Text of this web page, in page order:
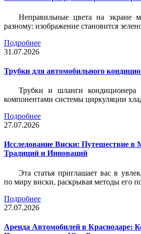
Неправильные цвета на экране
разному: изображение становится
Подробнее
31.07.2026
Трубки для автомобильного
Трубки и шланги кондиционера
компонентами системы циркуляции
Подробнее
27.07.2026
Исследование Виски: Путешествие в
Традиций и Инноваций
Эта статья приглашает вас в
по миру виски, раскрывая методы его
Подробнее
27.07.2026
Аренда Автомобилей в Краснодаре: